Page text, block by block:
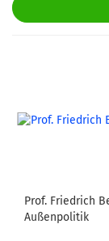
Prof. Friedrich
Außenpolitik